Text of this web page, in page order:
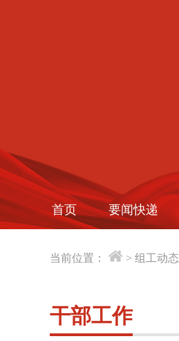
首页 要闻快递
当前位置： > 组工动态
干部工作